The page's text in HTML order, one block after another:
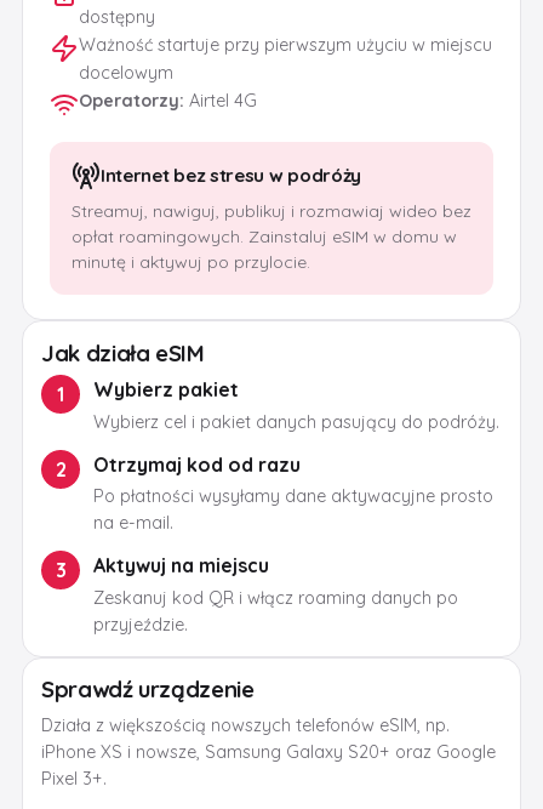
dostępny
Ważność startuje przy pierwszym użyciu w miejscu
docelowym
Operatorzy: Airtel 4G
Internet bez stresu w podróży
Streamuj, nawiguj, publikuj i rozmawiaj wideo bez
opłat roamingowych. Zainstaluj eSIM w domu w
minutę i aktywuj po przylocie.
Jak działa eSIM
1 Wybierz pakiet
Wybierz cel i pakiet danych pasujący do podróży.
2 Otrzymaj kod od razu
Po płatności wysyłamy dane aktywacyjne prosto
na e-mail.
3 Aktywuj na miejscu
Zeskanuj kod QR i włącz roaming danych po
przyjeździe.
Sprawdź urządzenie
Działa z większością nowszych telefonów eSIM, np.
iPhone XS i nowsze, Samsung Galaxy S20+ oraz Google
Pixel 3+.